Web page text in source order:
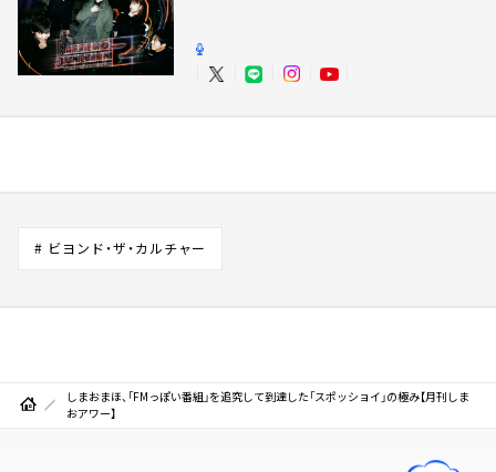
# ビヨンド・ザ・カルチャー
しまおまほ、「FMっぽい番組」を追究して到達した「スポッショイ」の極み【月刊しま
おアワー】